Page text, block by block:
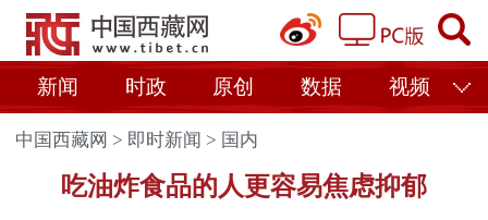
新闻 时政 原创 数据 视频
中国西藏网 > 即时新闻 > 国内
吃油炸食品的人更容易焦虑抑郁